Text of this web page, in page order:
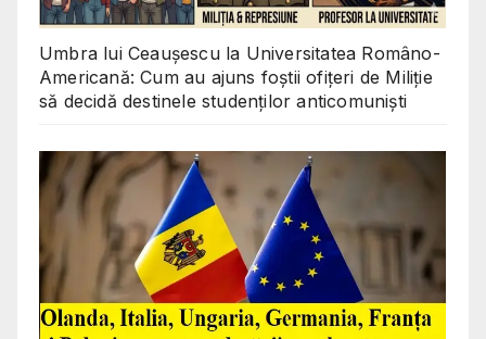
Umbra lui Ceaușescu la Universitatea Româno-
Americană: Cum au ajuns foștii ofițeri de Miliție
să decidă destinele studenților anticomuniști